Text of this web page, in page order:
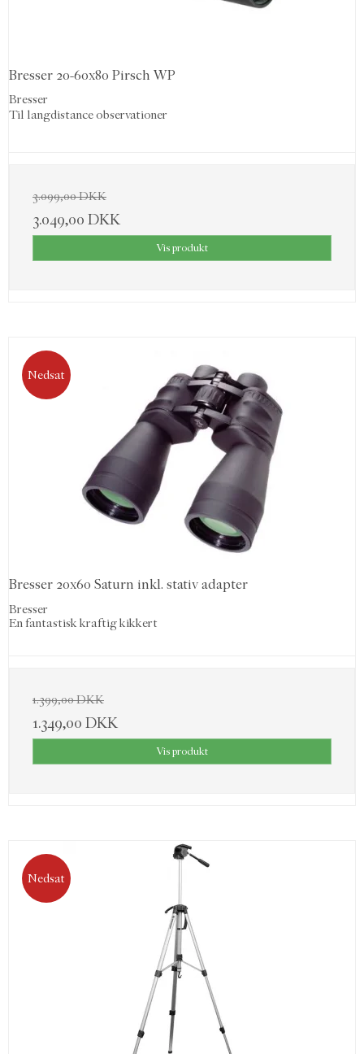
Bresser 20-60x80 Pirsch WP
Bresser
Til langdistance observationer
3.099,00 DKK
3.049,00 DKK
Vis produkt
Nedsat
Bresser 20x60 Saturn inkl. stativ adapter
Bresser
En fantastisk kraftig kikkert
1.399,00 DKK
1.349,00 DKK
Vis produkt
Nedsat